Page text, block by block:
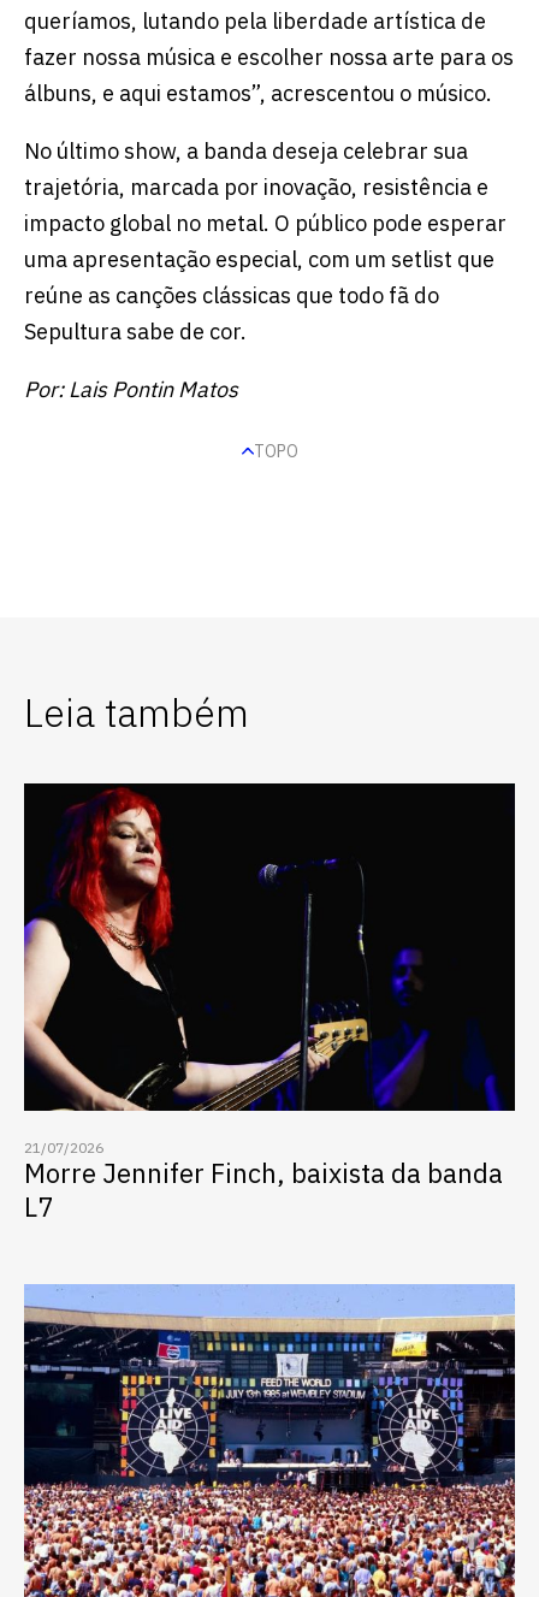
queríamos, lutando pela liberdade artística de
fazer nossa música e escolher nossa arte para os
álbuns, e aqui estamos”, acrescentou o músico.
No último show, a banda deseja celebrar sua
trajetória, marcada por inovação, resistência e
impacto global no metal. O público pode esperar
uma apresentação especial, com um setlist que
reúne as canções clássicas que todo fã do
Sepultura sabe de cor.
Por: Lais Pontin Matos
TOPO
Leia também
21/07/2026
Morre Jennifer Finch, baixista da banda
L7
Escolha a vaga que você
quer concorrer: